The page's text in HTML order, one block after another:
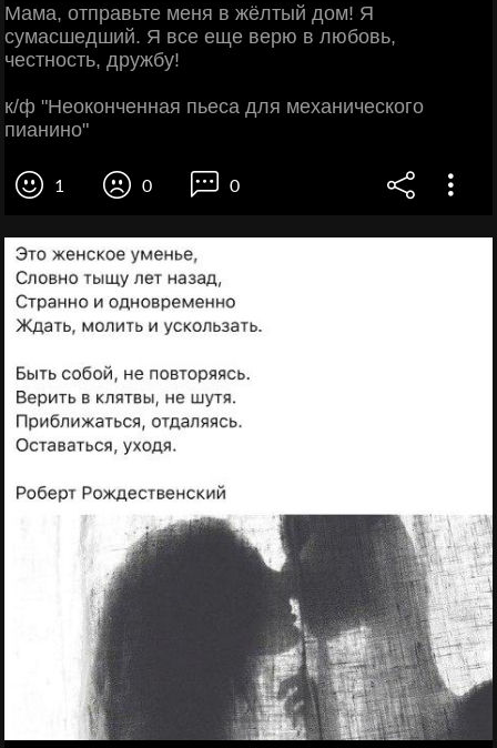
Мама, отправьте меня в жёлтый дом! Я
сумасшедший. Я все еще верю в любовь,
честность, дружбу!
к/ф "Неоконченная пьеса для механического
пианино"
1 0 0